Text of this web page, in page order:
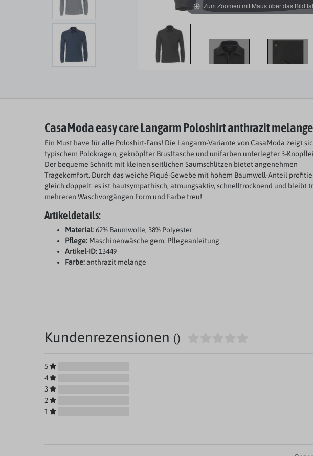
Zum Zoomen mit Maus über das Bild
CasaModa easy care Langarm Poloshirt anthrazit melange
Ein Must have für alle Poloshirt-Fans! Die Langarm-Variante von CasaModa zeigt
typischem Polokragen, geknöpfter Brusttasche und unifarben unterlegter 3-
Der bequeme Schnitt mit kleinen seitlichen Saumschlitzen bietet angenehmen
Tragekomfort. Durch das weiche Piqué-Gewebe mit hohem Baumwoll-Anteil
gleich doppelt: es ist hautsympathisch, atmungsaktiv, schnelltrocknend und bleibt
mehreren Waschvorgängen Form und Farbe treu!
Artikeldetails:
Material: 62% Baumwolle, 38% Polyester
Pflege: Maschinenwäsche gem. Pflegeanleitung
Artikel-ID:13449
Farbe:anthrazit melange
Kundenrezensionen ()
5
4
3
2
1